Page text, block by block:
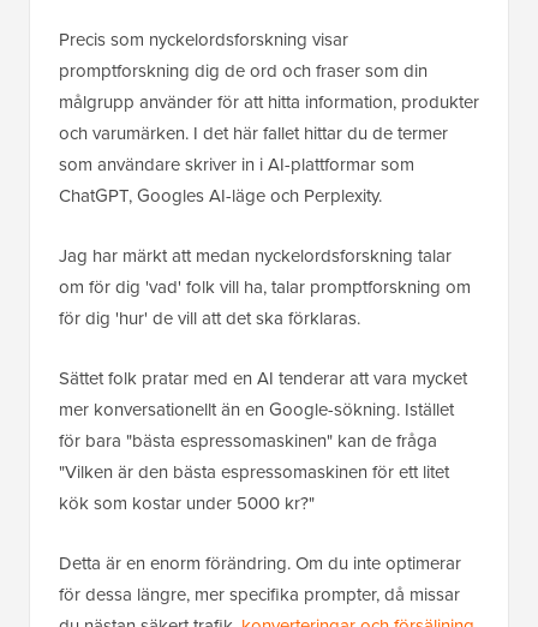
Precis som nyckelordsforskning visar
promptforskning dig de ord och fraser som din
målgrupp använder för att hitta information, produkter
och varumärken. I det här fallet hittar du de termer
som användare skriver in i AI-plattformar som
ChatGPT, Googles AI-läge och Perplexity.
Jag har märkt att medan nyckelordsforskning talar
om för dig 'vad' folk vill ha, talar promptforskning om
för dig 'hur' de vill att det ska förklaras.
Sättet folk pratar med en AI tenderar att vara mycket
mer konversationellt än en Google-sökning. Istället
för bara "bästa espressomaskinen" kan de fråga
"Vilken är den bästa espressomaskinen för ett litet
kök som kostar under 5000 kr?"
Detta är en enorm förändring. Om du inte optimerar
för dessa längre, mer specifika prompter, då missar